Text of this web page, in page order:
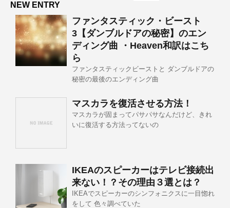
NEW ENTRY
ファンタスティック・ビースト
3【ダンブルドアの秘密】のエン
ディング曲 ・Heaven和訳はこち
ら
ファンタスティックビーストと ダンブルドアの
秘密の最後のエンディング曲
マスカラを復活させる方法！
マスカラが固まってパサパサなんだけど、きれ
いに復活する方法ってないの
IKEAのスピーカーはテレビ接続出
来ない！？その理由３選とは？
IKEAでスピーカーのシンフォニクスに一目惚れ
をして 色々調べていた